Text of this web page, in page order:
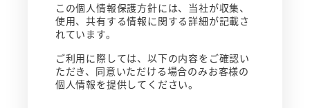
この個人情報保護方針には、当社が収集、
使用、共有する情報に関する詳細が記載さ
れています。
ご利用に際しては、以下の内容をご確認い
ただき、同意いただける場合のみお客様の
個人情報を提供してください。